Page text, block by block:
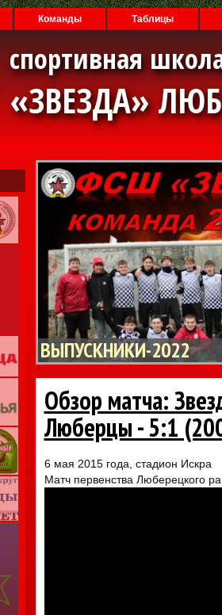
Команды Таблицы
спортивная
«ЗВЕЗДА»
ВЫПУСКНИКИ-2022
Обзор матча:
Люберцы - 5:1
6 мая 2015 года, стадион Искра
Матч первенства Люберецкого